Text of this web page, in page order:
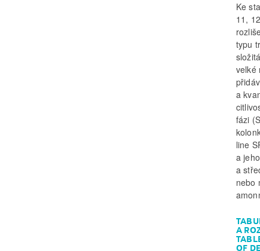
Ke
11,
typu
velké
a
fázi
line
a
a
nebo
A
OF